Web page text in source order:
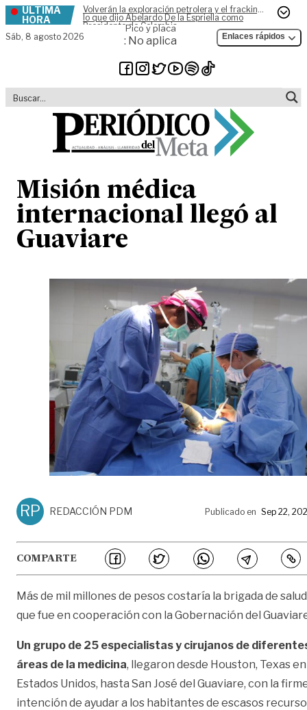
Skip to content
ÚLTIMA
HORA
Volverán la exploración petrolera y el fracking,
lo que dijo Abelardo De la Espriella como
Presidente de Colombia
Sáb, 8 agosto 2026
Pico y placa
: No aplica Enlaces rápidos
Misión médica
internacional llegó al
Guaviare
RP REDACCIÓN PDM Publicado en Sep 22,
COMPARTE
Más de mil millones de pesos costaría la brigada de salud
que fue en cooperación con la Gobernación del
Un grupo de 25 especialistas y cirujanos de
áreas de la medicina, llegaron desde Houston, Texas en
Estados Unidos, hasta San José del Guaviare, con la
intención de ayudar a los habitantes de escasos